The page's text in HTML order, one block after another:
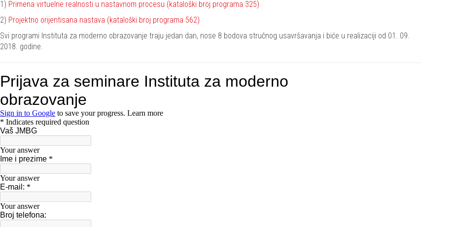
1) Primena virtuelne realnosti u nastavnom procesu (kataloški broj programa 325)
2) Projektno orijentisana nastava (kataloški broj programa 562)
Svi programi Instituta za moderno obrazovanje traju jedan dan, nose 8 bodova stručnog usavršavanja i biće u realizaciji od 01. 09.
2018. godine.